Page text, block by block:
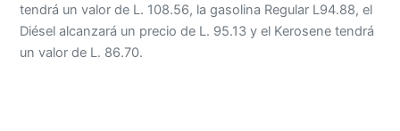
tendrá un valor de L. 108.56, la gasolina Regular L94.88, el
Diésel alcanzará un precio de L. 95.13 y el Kerosene tendrá
un valor de L. 86.70.